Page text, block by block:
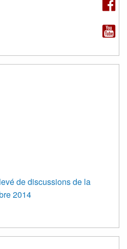
de discussions de la
2014